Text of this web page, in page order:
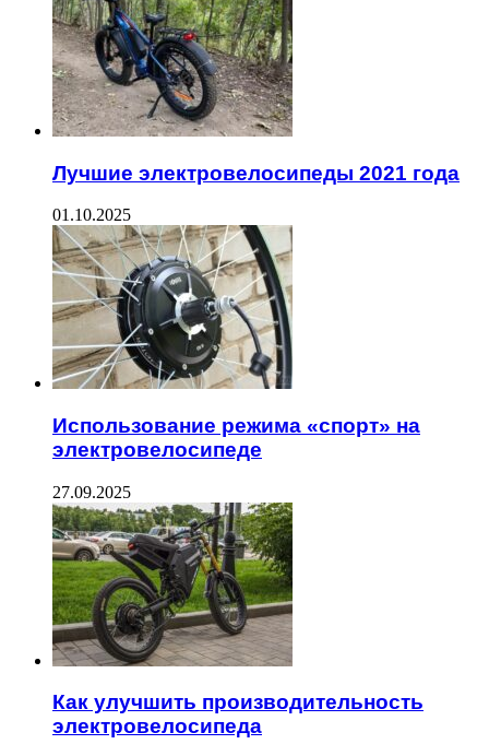
Лучшие электровелосипеды 2021 года
01.10.2025
Использование режима «спорт» на
электровелосипеде
27.09.2025
Как улучшить производительность
электровелосипеда